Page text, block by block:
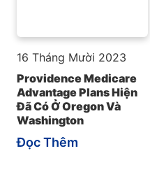
16 Tháng Mười 2023
Providence Medicare
Advantage Plans Hiện
Đã Có Ở Oregon Và
Washington
Đọc Thêm